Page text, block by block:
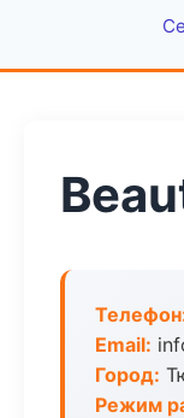
Email:
Город:
Режим